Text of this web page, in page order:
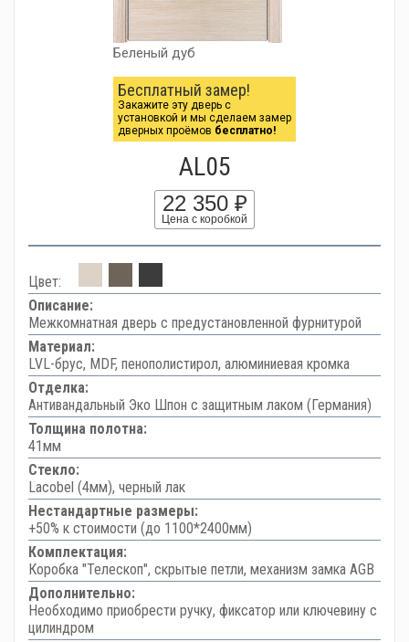
Беленый дуб
Бесплатный замер!
Закажите эту дверь с
установкой и мы сделаем замер
дверных проёмов бесплатно!
AL05
22 350 ₽
Цена с коробкой
Цвет:
Описание:
Межкомнатная дверь с предустановленной фурнитурой
Материал:
LVL-брус, MDF, пенополистирол, алюминиевая кромка
Отделка:
Антивандальный Эко Шпон с защитным лаком (Германия)
Толщина полотна:
41мм
Стекло:
Lacobel (4мм), черный лак
Нестандартные размеры:
+50% к стоимости (до 1100*2400мм)
Комплектация:
Коробка "Телескоп", скрытые петли, механизм замка AGB
Дополнительно:
Необходимо приобрести ручку, фиксатор или ключевину с
цилиндром